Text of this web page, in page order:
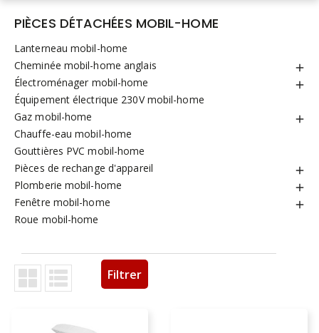
PIÈCES DÉTACHÉES MOBIL-HOME
Lanterneau mobil-home
Cheminée mobil-home anglais

Électroménager mobil-home 
Équipement électrique 230V mobil-home
Gaz mobil-home

Chauffe-eau mobil-home
Gouttières PVC mobil-home
Pièces de rechange d'appareil

Plomberie mobil-home 
Fenêtre mobil-home 
Roue mobil-home
Filtrer